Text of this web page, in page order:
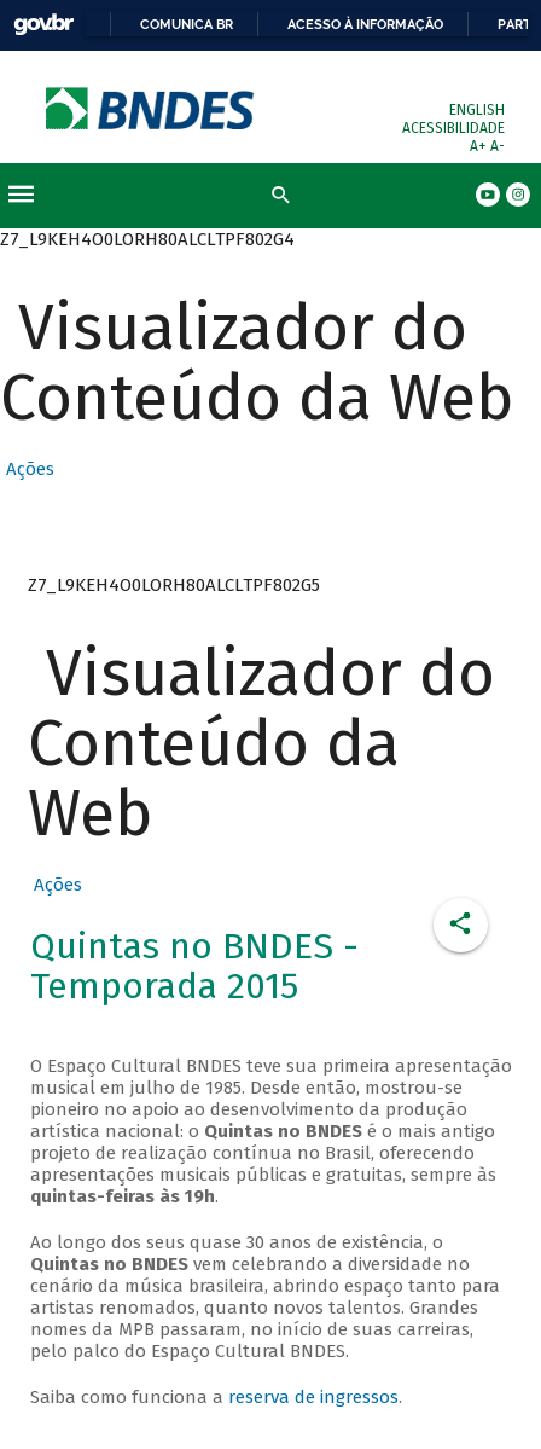
COMUNICA BR ACESSO À INFORMAÇÃO
ENGLISH
ACESSIBILIDADE
A+ A-
Z7_L9KEH4O0LORH80ALCLTPF802G4
Visualizador do
Conteúdo da Web
Ações
Z7_L9KEH4O0LORH80ALCLTPF802G5
Visualizador do
Conteúdo da
Web
Ações
Quintas no BNDES -
Temporada 2015
O Espaço Cultural BNDES teve sua primeira apresentação
musical em julho de 1985. Desde então, mostrou-se
pioneiro no apoio ao desenvolvimento da produção
artística nacional: o Quintas no BNDESé o mais antigo
projeto de realização contínua no Brasil, oferecendo
apresentações musicais públicas e gratuitas, sempre às
quintas-feiras às 19h.
Ao longo dos seus quase 30 anos de existência, o
Quintas no BNDESvem celebrando a diversidade no
cenário da música brasileira, abrindo espaço tanto para
artistas renomados, quanto novos talentos. Grandes
nomes da MPB passaram, no início de suas carreiras,
pelo palco do Espaço Cultural BNDES.
Saiba como funciona a reserva de ingressos.